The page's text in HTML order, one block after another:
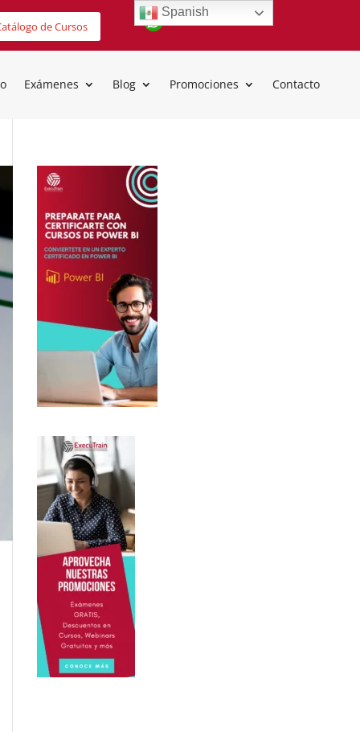
de Cursos
Exámenes Blog Promociones Contacto
Spanish